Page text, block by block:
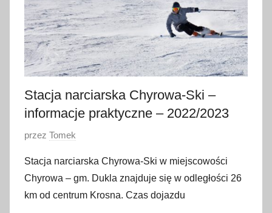
z
n
i
a
0
0
Stacja narciarska Chyrowa-Ski –
informacje praktyczne – 2022/2023
O
u
b
l
przez Tomek
Stacja narciarska Chyrowa-Ski w miejscowości
Chyrowa – gm. Dukla znajduje się w odległości 26
km od centrum Krosna. Czas dojazdu